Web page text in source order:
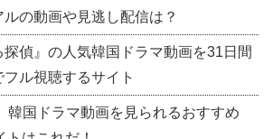
の動画や見逃し配信は？
探偵』の人気韓国ドラマ動画を31日間
ル視聴するサイト
韓国ドラマ動画を見られるおすすめ